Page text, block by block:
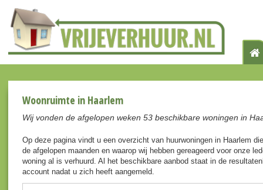
Woonruimte in Haarlem
Wij vonden de afgelopen weken 53 beschikbare woningen in
Op deze pagina vindt u een overzicht van huurwoningen in Haarlem
de afgelopen maanden en waarop wij hebben gereageerd voor onze
woning al is verhuurd. Al het beschikbare aanbod staat in de
account nadat u zich heeft aangemeld.